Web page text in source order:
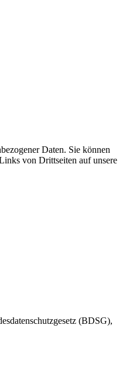
Daten. Sie können
von Drittseiten auf unsere
(BDSG),